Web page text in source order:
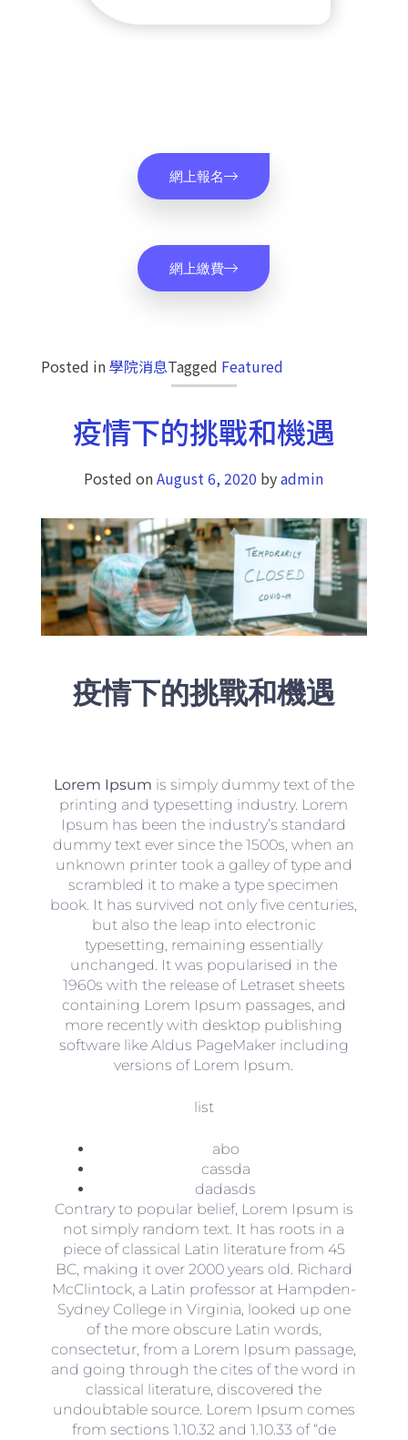
網上報名
網上繳費
Posted in學院消息Tagged Featured
疫情下的挑戰和機遇
Posted onAugust 6, 2020 byadmin
疫情下的挑戰和機遇
Lorem Ipsum is simply dummy text of the
printing and typesetting industry. Lorem
Ipsum has been the industry’s standard
dummy text ever since the 1500s, when an
unknown printer took a galley of type and
scrambled it to make a type specimen
book. It has survived not only five centuries,
but also the leap into electronic
typesetting, remaining essentially
unchanged. It was popularised in the
1960s with the release of Letraset sheets
containing Lorem Ipsum passages, and
more recently with desktop publishing
software like Aldus PageMaker including
versions of Lorem Ipsum.
list
abo
cassda
dadasds
Contrary to popular belief, Lorem Ipsum is
not simply random text. It has roots in a
piece of classical Latin literature from 45
BC, making it over 2000 years old. Richard
McClintock, a Latin professor at Hampden-
Sydney College in Virginia, looked up one
of the more obscure Latin words,
consectetur, from a Lorem Ipsum passage,
and going through the cites of the word in
classical literature, discovered the
undoubtable source. Lorem Ipsum comes
from sections 1.10.32 and 1.10.33 of “de